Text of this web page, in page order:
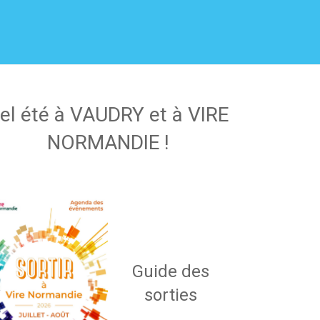
été à VAUDRY et à VIRE
NORMANDIE !
Guide des
sorties